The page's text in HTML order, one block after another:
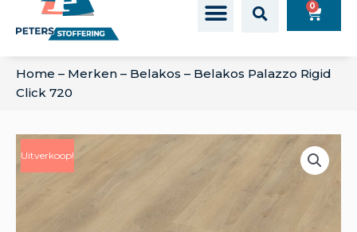
0
Home – Merken – Belakos – Belakos Palazzo Rigid
Click 720
Uitverkoop!